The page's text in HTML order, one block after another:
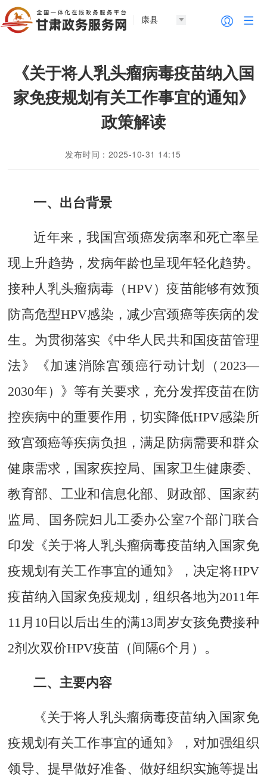
康县
《关于将人乳头瘤病毒疫苗纳入国
家免疫规划有关工作事宜的通知》
政策解读
发布时间：2025-10-31 14:15
一、出台背景
近年来，我国宫颈癌发病率和死亡率呈
现上升趋势，发病年龄也呈现年轻化趋势。
接种人乳头瘤病毒（HPV）疫苗能够有效预
防高危型HPV感染，减少宫颈癌等疾病的发
生。为贯彻落实《中华人民共和国疫苗管理
法》《加速消除宫颈癌行动计划（2023—
2030年）》等有关要求，充分发挥疫苗在防
控疾病中的重要作用，切实降低HPV感染所
致宫颈癌等疾病负担，满足防病需要和群众
健康需求，国家疾控局、国家卫生健康委、
教育部、工业和信息化部、财政部、国家药
监局、国务院妇儿工委办公室7个部门联合
印发《关于将人乳头瘤病毒疫苗纳入国家免
疫规划有关工作事宜的通知》，决定将HPV
疫苗纳入国家免疫规划，组织各地为2011年
11月10日以后出生的满13周岁女孩免费接种
2剂次双价HPV疫苗（间隔6个月）。
二、主要内容
《关于将人乳头瘤病毒疫苗纳入国家免
疫规划有关工作事宜的通知》，对加强组织
领导、提早做好准备、做好组织实施等提出